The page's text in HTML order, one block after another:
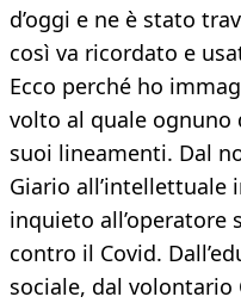
d’oggi e ne è stato
così va ricordato e
Ecco perché ho
volto al quale ognuno
suoi lineamenti. Dal
Giario all’intellettuale
inquieto all’operatore
contro il Covid.
sociale, dal volontario